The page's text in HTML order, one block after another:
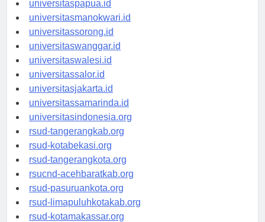
universitaspapua.id
universitasmanokwari.id
universitassorong.id
universitaswanggar.id
universitaswalesi.id
universitassalor.id
universitasjakarta.id
universitassamarinda.id
universitasindonesia.org
rsud-tangerangkab.org
rsud-kotabekasi.org
rsud-tangerangkota.org
rsucnd-acehbaratkab.org
rsud-pasuruankota.org
rsud-limapuluhkotakab.org